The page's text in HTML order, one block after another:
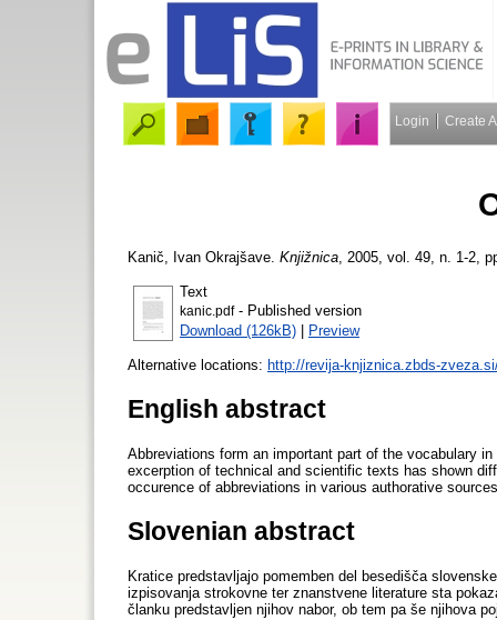
Login Create
Kanič, Ivan Okrajšave. Knjižnica , 2005, vol. 49, n. 1-2,
Text
kanic.pdf- Published version
Download (126kB) | Preview
Alternative locations: http://revija-knjiznica.zbds-
English abstract
Abbreviations form an important part of the vocabulary
excerption of technical and scientific texts has shown
occurence of abbreviations in various authorative
Slovenian abstract
Kratice predstavljajo pomemben del besedišča
izpisovanja strokovne ter znanstvene literature sta
članku predstavljen njihov nabor, ob tem pa še njihova